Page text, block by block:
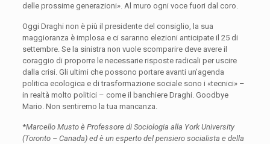
delle prossime generazioni». Al muro ogni voce fuori dal coro.
Oggi Draghi non è più il presidente del consiglio, la sua
maggioranza è implosa e ci saranno elezioni anticipate il 25 di
settembre. Se la sinistra non vuole scomparire deve avere il
coraggio di proporre le necessarie risposte radicali per uscire
dalla crisi. Gli ultimi che possono portare avanti un’agenda
politica ecologica e di trasformazione sociale sono i «tecnici» –
in realtà molto politici – come il banchiere Draghi. Goodbye
Mario. Non sentiremo la tua mancanza.
*Marcello Musto è Professore di Sociologia alla York University
(Toronto – Canada) ed è un esperto del pensiero socialista e della